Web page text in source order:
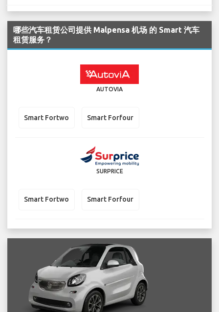
哪些汽车租赁公司提供 Malpensa 机场 的 Smart 汽车
租赁服务？
AUTOVIA
Smart Fortwo Smart Forfour
SURPRICE
Smart Fortwo Smart Forfour